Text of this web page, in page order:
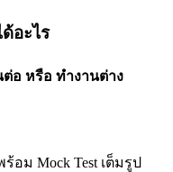
อะไร
ต่อ หรือ ทำงานต่าง
ร้อม Mock Test เต็มรูป